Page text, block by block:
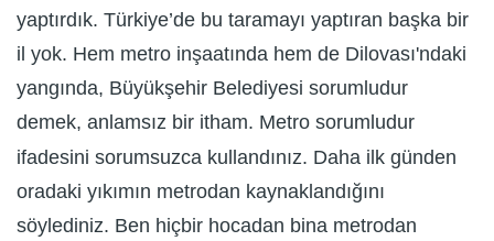
yaptırdık. Türkiye’de bu taramayı yaptıran başka bir
il yok. Hem metro inşaatında hem de Dilovası'ndaki
yangında, Büyükşehir Belediyesi sorumludur
demek, anlamsız bir itham. Metro sorumludur
ifadesini sorumsuzca kullandınız. Daha ilk günden
oradaki yıkımın metrodan kaynaklandığını
söylediniz. Ben hiçbir hocadan bina metrodan